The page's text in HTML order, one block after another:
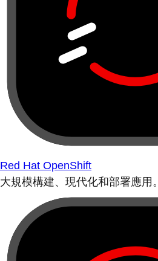
Red Hat OpenShift
大規模構建、現代化和部署應用。